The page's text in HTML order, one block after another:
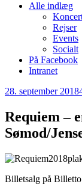
Alle indlæg
Rejser
Events
Socialt
På Facebook
Intranet
Udgivet
28. september 2018
Requiem –
Sømod/
Billetsalg på